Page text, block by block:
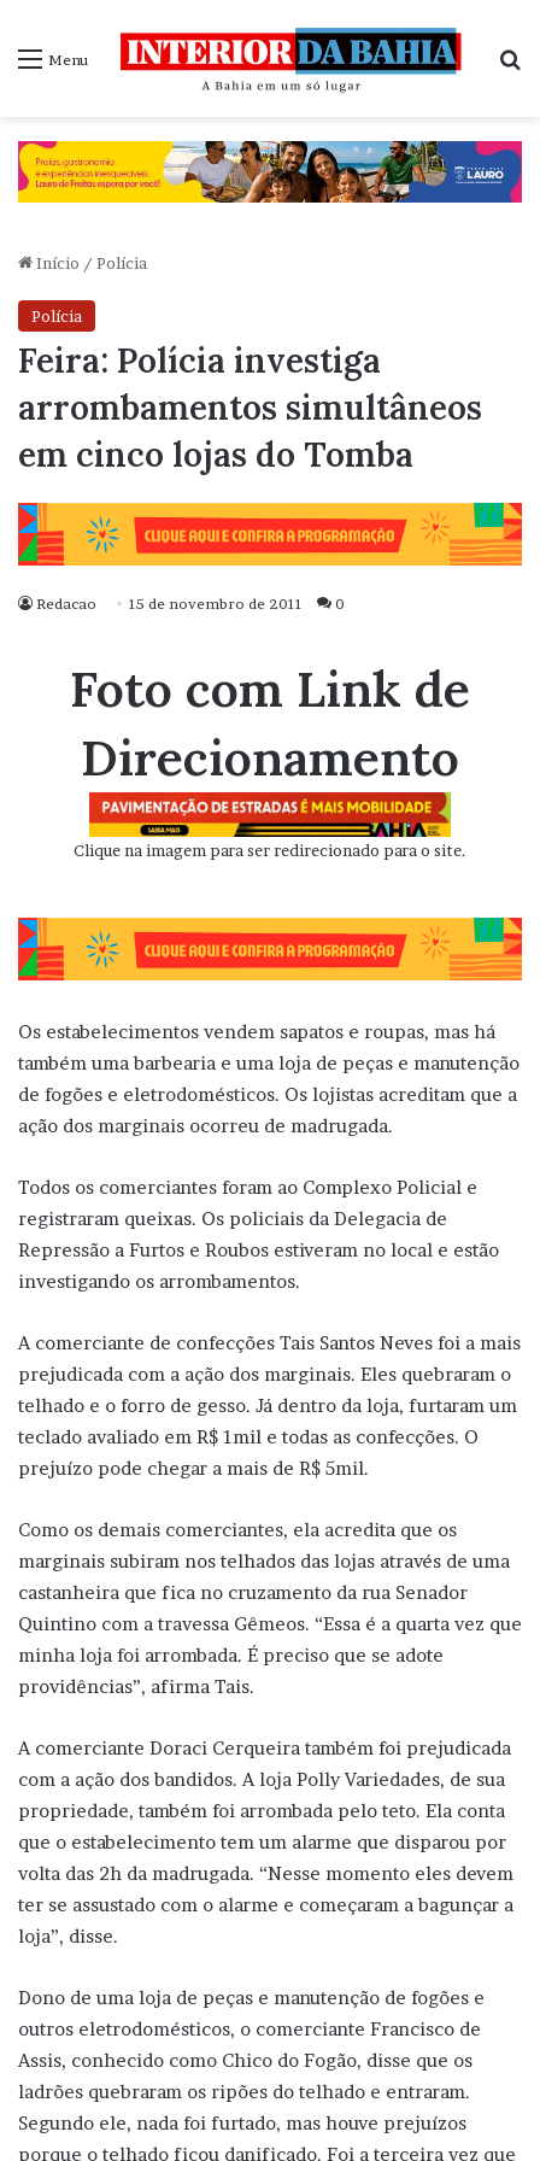
Menu
Início / Polícia
Polícia
Feira: Polícia investiga
arrombamentos simultâneos
em cinco lojas do Tomba
Redacao 15 de novembro de 2011 0
Foto com Link de
Direcionamento
Clique na imagem para ser redirecionado para o site.
Os estabelecimentos vendem sapatos e roupas, mas há
também uma barbearia e uma loja de peças e manutenção
de fogões e eletrodomésticos. Os lojistas acreditam que a
ação dos marginais ocorreu de madrugada.
Todos os comerciantes foram ao Complexo Policial e
registraram queixas. Os policiais da Delegacia de
Repressão a Furtos e Roubos estiveram no local e estão
investigando os arrombamentos.
A comerciante de confecções Tais Santos Neves foi a mais
prejudicada com a ação dos marginais. Eles quebraram o
telhado e o forro de gesso. Já dentro da loja, furtaram um
teclado avaliado em R$ 1mil e todas as confecções. O
prejuízo pode chegar a mais de R$ 5mil.
Como os demais comerciantes, ela acredita que os
marginais subiram nos telhados das lojas através de uma
castanheira que fica no cruzamento da rua Senador
Quintino com a travessa Gêmeos. “Essa é a quarta vez que
minha loja foi arrombada. É preciso que se adote
providências”, afirma Tais.
A comerciante Doraci Cerqueira também foi prejudicada
com a ação dos bandidos. A loja Polly Variedades, de sua
propriedade, também foi arrombada pelo teto. Ela conta
que o estabelecimento tem um alarme que disparou por
volta das 2h da madrugada. “Nesse momento eles devem
ter se assustado com o alarme e começaram a bagunçar a
loja”, disse.
Dono de uma loja de peças e manutenção de fogões e
outros eletrodomésticos, o comerciante Francisco de
Assis, conhecido como Chico do Fogão, disse que os
ladrões quebraram os ripões do telhado e entraram.
Segundo ele, nada foi furtado, mas houve prejuízos
porque o telhado ficou danificado. Foi a terceira vez que